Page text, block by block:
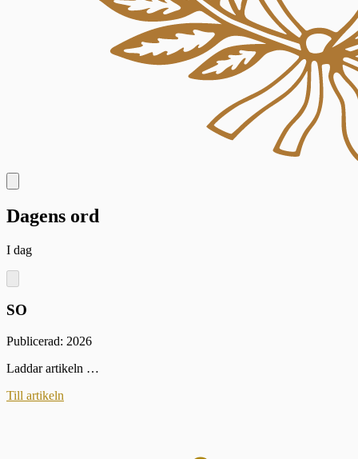
Dagens ord
I dag
SO
Publicerad: 2026
Laddar artikeln …
Till artikeln